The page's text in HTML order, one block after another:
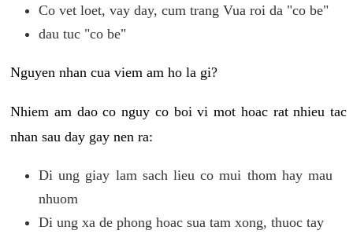
Co vet loet, vay day, cum trang Vua roi da "co be"
dau tuc "co be"
Nguyen nhan cua viem am ho la gi?
Nhiem am dao co nguy co boi vi mot hoac rat nhieu tac
nhan sau day gay nen ra:
Di ung giay lam sach lieu co mui thom hay mau
nhuom
Di ung xa de phong hoac sua tam xong, thuoc tay